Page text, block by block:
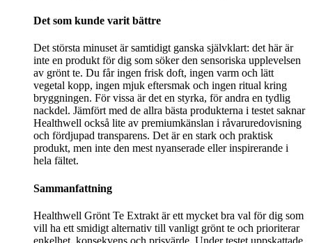
Det som kunde varit bättre
Det största minuset är samtidigt ganska självklart: det här är
inte en produkt för dig som söker den sensoriska upplevelsen
av grönt te. Du får ingen frisk doft, ingen varm och lätt
vegetal kopp, ingen mjuk eftersmak och ingen ritual kring
bryggningen. För vissa är det en styrka, för andra en tydlig
nackdel. Jämfört med de allra bästa produkterna i testet saknar
Healthwell också lite av premiumkänslan i råvaruredovisning
och fördjupad transparens. Det är en stark och praktisk
produkt, men inte den mest nyanserade eller inspirerande i
hela fältet.
Sammanfattning
Healthwell Grönt Te Extrakt är ett mycket bra val för dig som
vill ha ett smidigt alternativ till vanligt grönt te och prioriterar
enkelhet, konsekvens och prisvärde. Under testet uppskattade